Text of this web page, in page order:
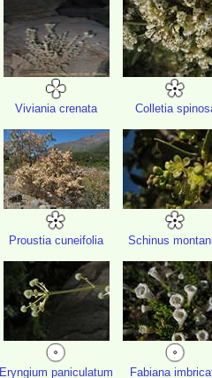
Viviania crenata Colletia
Proustia cuneifolia Schinus
Eryngium paniculatum Fabiana